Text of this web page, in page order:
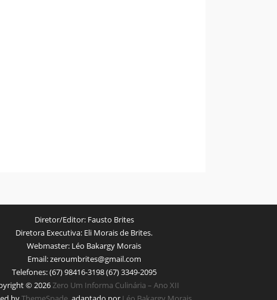
Diretor/Editor:Fausto Brites
Diretora Executiva: Eli Morais de Brites.
Webmaster: Léo Bakargy Morais
Email:zeroumbrites@gmail.com
Telefones:(67) 98416-3198 (67) 3349-2095
© 2026Zero Um Informa Culinária – Ano XII